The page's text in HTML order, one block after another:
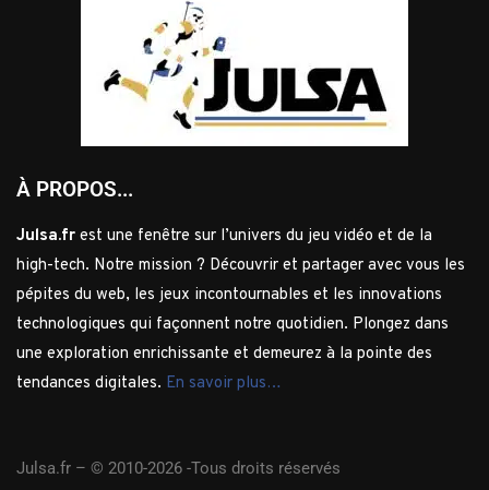
À PROPOS...
Julsa.fr est une fenêtre sur l’univers du jeu vidéo et de la
high-tech. Notre mission ? Découvrir et partager avec vous les
pépites du web, les jeux incontournables et les innovations
technologiques qui façonnent notre quotidien. Plongez dans
une exploration enrichissante et demeurez à la pointe des
tendances digitales. En savoir plus…
Julsa.fr – © 2010-2026 -Tous droits réservés